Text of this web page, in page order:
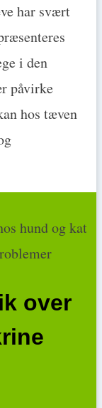
har svært
i den
påvirke
hos tæven
over